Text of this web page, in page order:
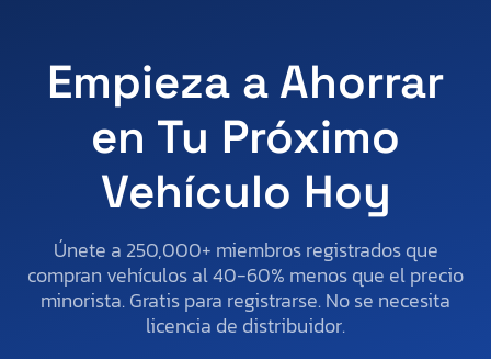
Empieza a Ahorrar
en Tu Próximo
Vehículo Hoy
Únete a 250,000+ miembros registrados que
compran vehículos al 40-60% menos que el precio
minorista. Gratis para registrarse. No se necesita
licencia de distribuidor.